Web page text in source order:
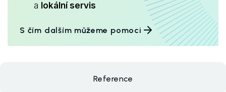
a lokální servis
S čím dalším můžeme pomoci
Reference